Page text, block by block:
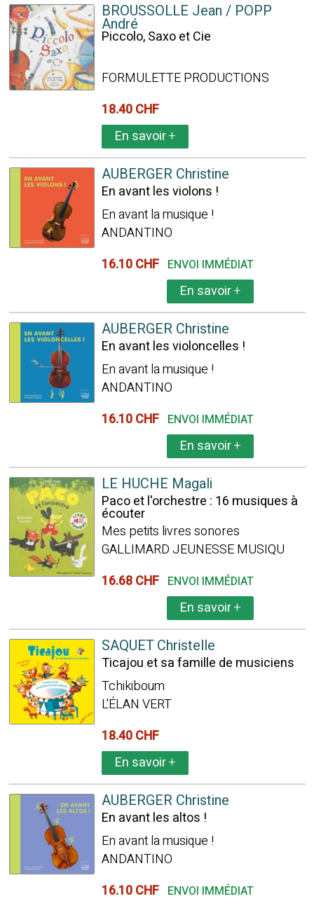
BROUSSOLLE Jean / POPP
André
Piccolo, Saxo et Cie
FORMULETTE PRODUCTIONS
18.40 CHF
En savoir+
AUBERGER Christine
En avant les violons !
En avant la musique !
ANDANTINO
16.10 CHF ENVOI IMMÉDIAT
En savoir+
AUBERGER Christine
En avant les violoncelles !
En avant la musique !
ANDANTINO
16.10 CHF ENVOI IMMÉDIAT
En savoir+
LE HUCHE Magali
Paco et l'orchestre : 16 musiques à
écouter
Mes petits livres sonores
GALLIMARD JEUNESSE MUSIQU
16.68 CHF ENVOI IMMÉDIAT
En savoir+
SAQUET Christelle
Ticajou et sa famille de musiciens
Tchikiboum
L'ÉLAN VERT
18.40 CHF
En savoir+
AUBERGER Christine
En avant les altos !
En avant la musique !
ANDANTINO
16.10 CHF ENVOI IMMÉDIAT